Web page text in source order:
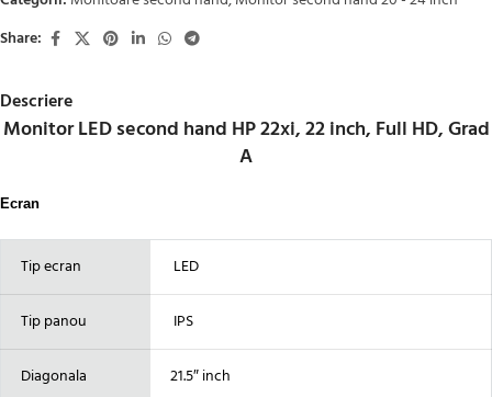
Share:
Descriere
Monitor LED second hand HP 22xi, 22 inch, Full HD, Grad
A
Ecran
Tip ecran LED
Tip panou IPS
Diagonala 21.5″ inch